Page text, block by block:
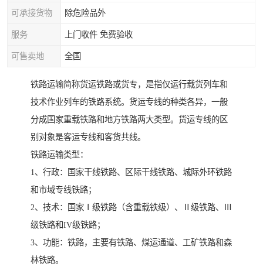
可承接货物 除危险品外
服务 上门收件 免费验收
可售卖地 全国
铁路运输简称货运铁路或货专，是指仅运行载货列车和
技术作业列车的铁路系统。货运专线的种类各异，一般
分成国家重载铁路和地方铁路两大类型。货运专线的区
别对象是客运专线和客货共线。
铁路运输类型：
1、行政：国家干线铁路、区际干线铁路、城际外环铁路
和市域专线铁路；
2、技术：国家Ⅰ级铁路（含重载铁级）、Ⅱ级铁路、Ⅲ
级铁路和IV级铁路；
3、功能：铁路，主要有铁路、煤运通道、工矿铁路和森
林铁路。